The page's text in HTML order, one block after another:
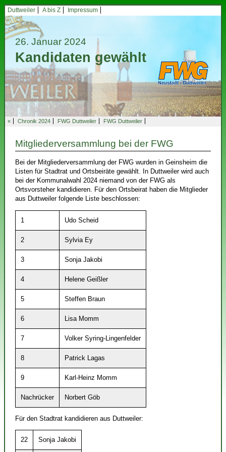
Duttweiler A bis Z Impressum
26. Januar 2024
Kandidaten gewählt
« Chronik 2024 FWG Duttweiler FWG Duttweiler
Mitgliederversammlung bei der FWG
Bei der Mitgliederversammlung der FWG wurden in Geinsheim die
Listen für Stadtrat und Ortsbeiräte gewählt. In Duttweiler wird auch
bei der Kommunalwahl 2024 niemand von der FWG als
Ortsvorsteher kandidieren. Für den Ortsbeirat haben die Mitglieder
aus Duttweiler folgende Liste beschlossen:
1 Udo Scheid
2 Sylvia Ey
3 Sonja Jakobi
4 Helene Geißler
5 Steffen Braun
6 Lisa Momm
7 Volker Syring-Lingenfelder
8 Patrick Lagas
9 Karl-Heinz Momm
Nachrücker Norbert Göb
Für den Stadtrat kandidieren aus Duttweiler:
22 Sonja Jakobi